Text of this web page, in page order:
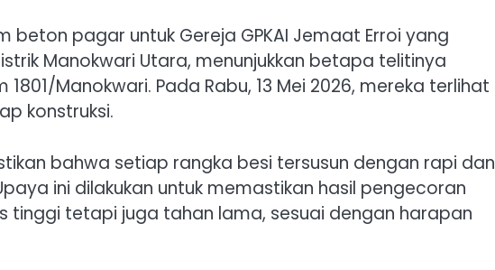
beton pagar untuk Gereja GPKAI Jemaat Erroi yang
Manokwari Utara, menunjukkan betapa telitinya
Manokwari. Pada Rabu, 13 Mei 2026, mereka terlihat
konstruksi.
bahwa setiap rangka besi tersusun dengan rapi dan
ini dilakukan untuk memastikan hasil pengecoran
tinggi tetapi juga tahan lama, sesuai dengan harapan